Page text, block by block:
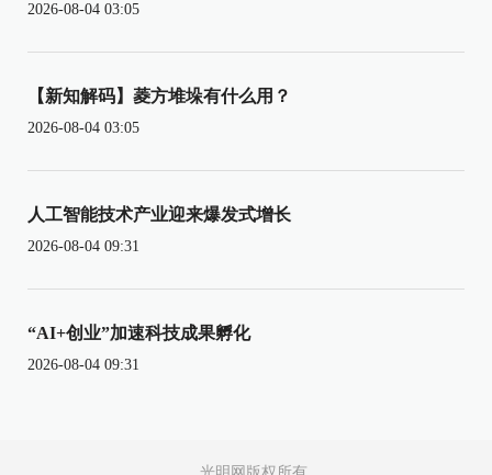
2026-08-04 03:05
【新知解码】菱方堆垛有什么用？
2026-08-04 03:05
人工智能技术产业迎来爆发式增长
2026-08-04 09:31
“AI+创业”加速科技成果孵化
2026-08-04 09:31